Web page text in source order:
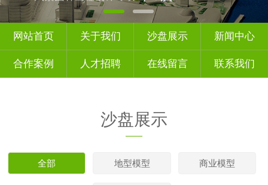
网站首页 关于我们 沙盘展示 新闻中心
合作案例 人才招聘 在线留言 联系我们
沙盘展示
全部 地型模型 商业模型